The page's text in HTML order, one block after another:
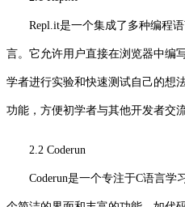
Repl.it是一个集成了多种编程语
言。它允许用户直接在浏览器中编
学者进行实验和快速测试自己的想
功能，方便初学者与其他开发者交流
2.2 Coderun
Coderun是一个专注于C语言学